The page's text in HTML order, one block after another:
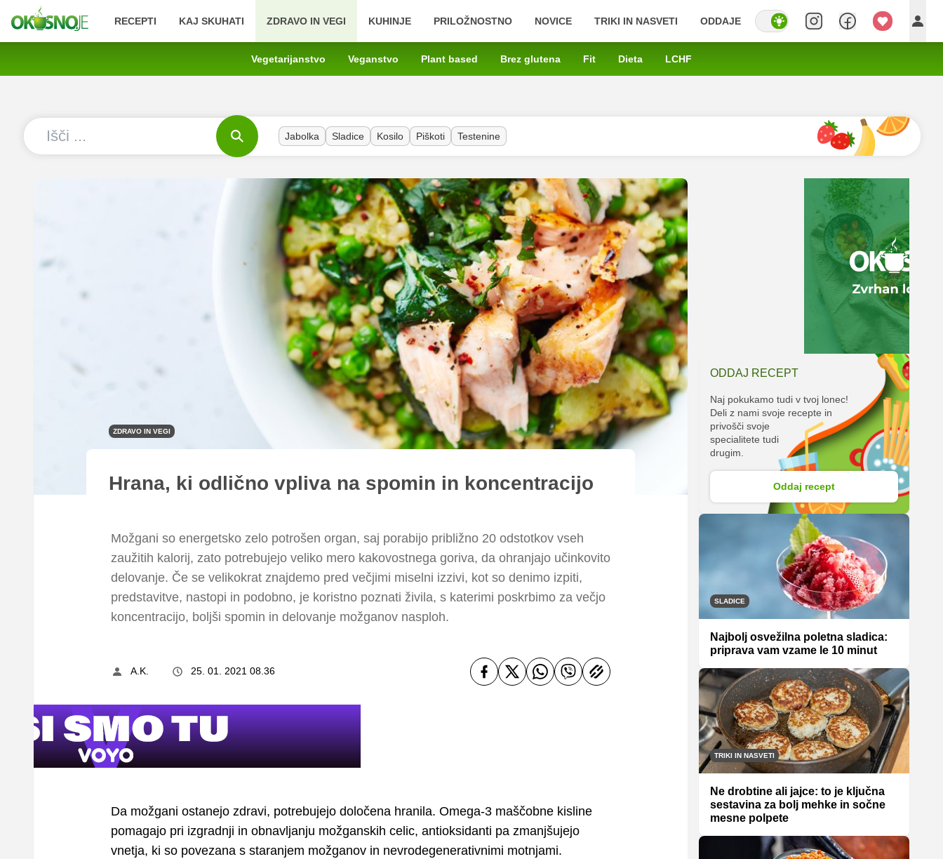
RECEPTI KAJ SKUHATI ZDRAVO IN VEGI KUHINJE PRILOŽNOSTNO NOVICE TRIKI IN NASVETI ODDAJE
Vegetarijanstvo Veganstvo Plant based Brez glutena Fit Dieta LCHF
Jabolka Sladice Kosilo Piškoti Testenine
ZDRAVO IN VEGI
Hrana, ki odlično vpliva na spomin in koncentracijo
Možgani so energetsko zelo potrošen organ, saj porabijo približno 20 odstotkov vseh
zaužitih kalorij, zato potrebujejo veliko mero kakovostnega goriva, da ohranjajo učinkovito
delovanje. Če se velikokrat znajdemo pred večjimi miselni izzivi, kot so denimo izpiti,
predstavitve, nastopi in podobno, je koristno poznati živila, s katerimi poskrbimo za večjo
koncentracijo, boljši spomin in delovanje možganov nasploh.
A.K. 25. 01. 2021 08.36
Da možgani ostanejo zdravi, potrebujejo določena hranila. Omega-3 maščobne kisline
pomagajo pri izgradnji in obnavljanju možganskih celic, antioksidanti pa zmanjšujejo
vnetja, ki so povezana s staranjem možganov in nevrodegenerativnimi motnjami.
ODDAJ RECEPT
Naj pokukamo tudi v tvoj lonec!
Deli z nami svoje recepte in
privošči svoje
specialitete tudi
drugim.
Oddaj recept
SLADICE
Najbolj osvežilna poletna sladica:
priprava vam vzame le 10 minut
TRIKI IN NASVETI
Ne drobtine ali jajce: to je ključna
sestavina za bolj mehke in sočne
mesne polpete